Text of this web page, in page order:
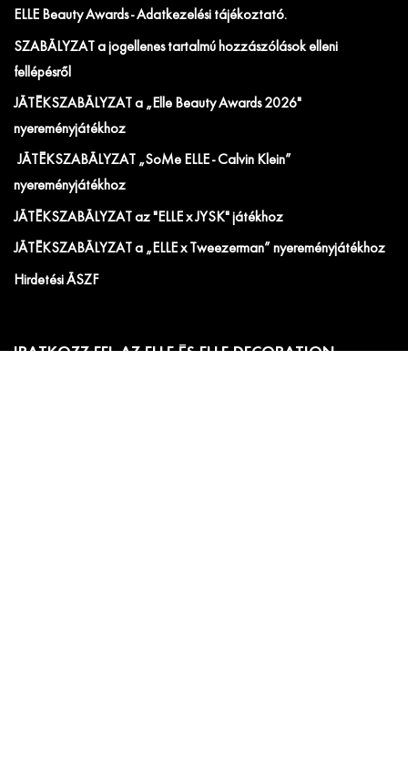
ELLE Beauty Awards - Adatkezelési tájékoztató.
SZABÁLYZAT a jogellenes tartalmú hozzászólások elleni
fellépésről
JÁTÉKSZABÁLYZAT a „Elle Beauty Awards 2026"
nyereményjátékhoz
JÁTÉKSZABÁLYZAT „SoMe ELLE - Calvin Klein”
nyereményjátékhoz
JÁTÉKSZABÁLYZAT az "ELLE x JYSK" játékhoz
JÁTÉKSZABÁLYZAT a „ELLE x Tweezerman” nyereményjátékhoz
Hirdetési ÁSZF
IRATKOZZ FEL AZ ELLE ÉS ELLE DECORATION